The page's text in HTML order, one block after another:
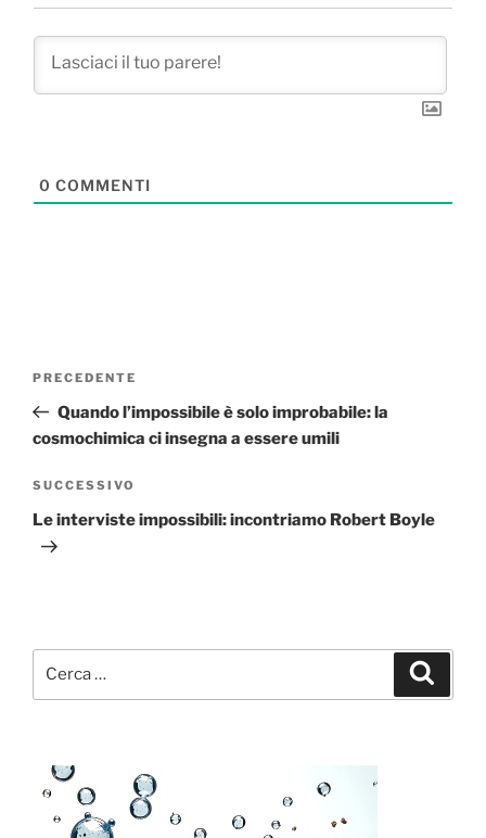
0 COMMENTI
Articolo
precedente:
PRECEDENTE
Quando l’impossibile è solo improbabile: la
cosmochimica ci insegna a essere umili
Articolo
successivo
SUCCESSIVO
Le interviste impossibili: incontriamo Robert Boyle